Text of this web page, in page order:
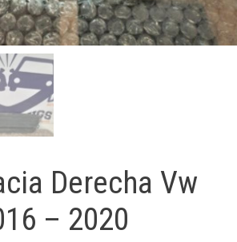
Derecha Vw
– 2020